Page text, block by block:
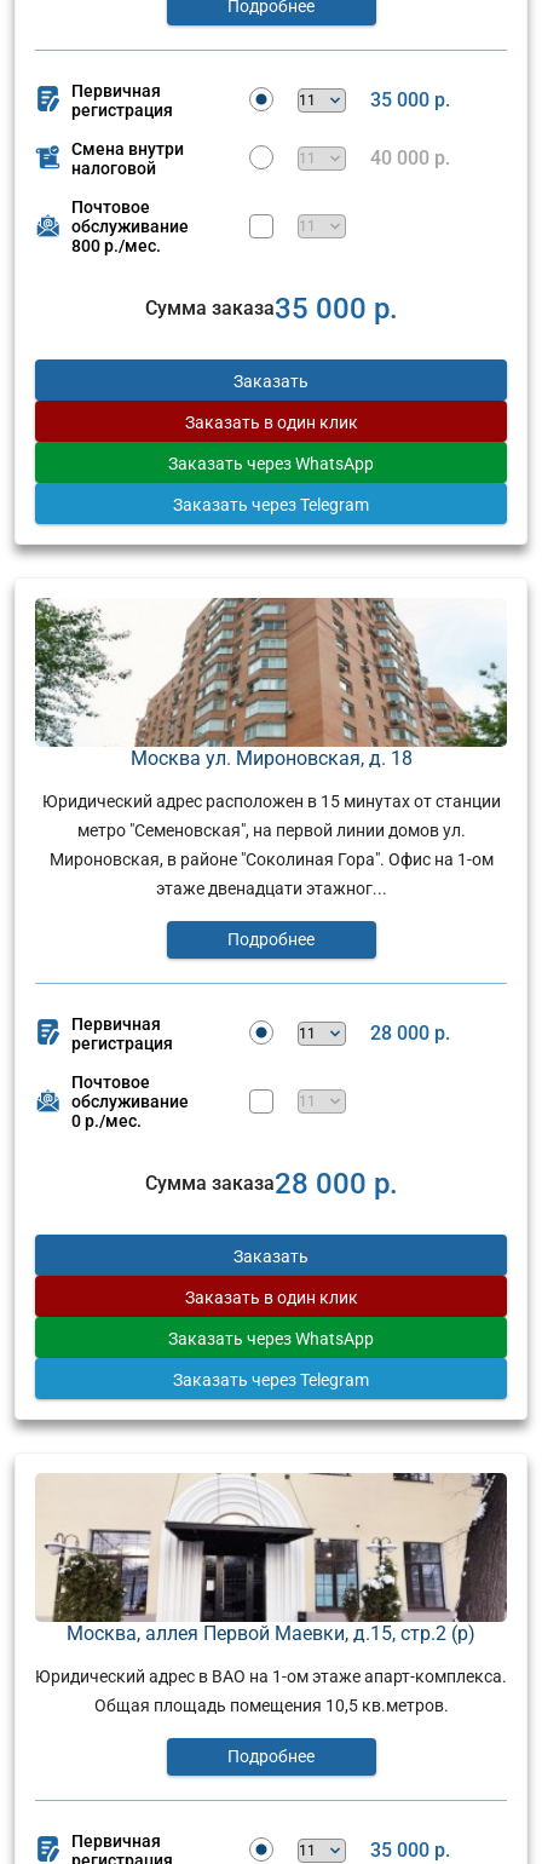
Подробнее
Первичная
регистрация
35 000 р.
Смена внутри
налоговой
40 000 р.
Почтовое
обслуживание
800 р./мес.
Сумма заказа35 000 р.
Заказать
Заказать в один клик
Заказать через WhatsApp
Заказать через Telegram
Москва ул. Мироновская, д. 18
Юридический адрес расположен в 15 минутах от станции
метро "Семеновская", на первой линии домов ул.
Мироновская, в районе "Соколиная Гора". Офис на 1-ом
этаже двенадцати этажног...
Подробнее
Первичная
регистрация
28 000 р.
Почтовое
обслуживание
0 р./мес.
Сумма заказа28 000 р.
Заказать
Заказать в один клик
Заказать через WhatsApp
Заказать через Telegram
Москва, аллея Первой Маевки, д.15, стр.2 (р)
Юридический адрес в ВАО на 1-ом этаже апарт-комплекса.
Общая площадь помещения 10,5 кв.метров.
Подробнее
Первичная
регистрация
35 000 р.